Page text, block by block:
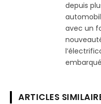
depuis
avec un
ARTICLES